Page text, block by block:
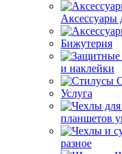
Аксессуары
Бижутерия
и наклейки
Услуга
планшетов
разное